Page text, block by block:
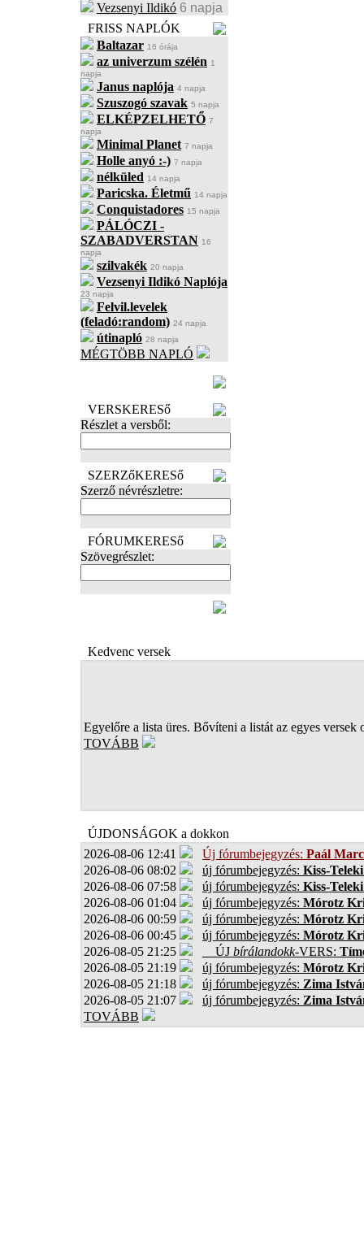
Vezsenyi Ildikó 6 napja
FRISS NAPLÓK
Baltazar 16 órája
az univerzum szélén 1
napja
Janus naplója 4 napja
Szuszogó szavak 5 napja
ELKÉPZELHETŐ 7
napja
Minimal Planet 7 napja
Holle anyó :-) 7 napja
nélküled 14 napja
Paricska. Életmű 14 napja
Conquistadores 15 napja
PÁLÓCZI -
SZABADVERSTAN 16
napja
szilvakék 20 napja
Vezsenyi Ildikó Naplója
23 napja
Felvil.levelek
(feladó:random) 24 napja
útinapló 28 napja
MÉGTÖBB NAPLÓ
VERSKERESő
Részlet a versből:
SZERZőKERESő
Szerző névrészletre:
FÓRUMKERESő
Szövegrészlet:
Kedvenc versek
Egyelőre a lista üres. Bővíteni a listát az egyes versek
TOVÁBB
ÚJDONSÁGOK a dokkon
2026-08-06 12:41
Új fórumbejegyzés: Paál
2026-08-06 08:02
új fórumbejegyzés: Kiss-
2026-08-06 07:58
új fórumbejegyzés: Kiss-
2026-08-06 01:04
új fórumbejegyzés: Mórotz
2026-08-06 00:59
új fórumbejegyzés: Mórotz
2026-08-06 00:45
új fórumbejegyzés: Mórotz
2026-08-05 21:25
ÚJ bírálandokk-VERS:
2026-08-05 21:19
új fórumbejegyzés: Mórotz
2026-08-05 21:18
új fórumbejegyzés: Zima
2026-08-05 21:07
új fórumbejegyzés: Zima
TOVÁBB